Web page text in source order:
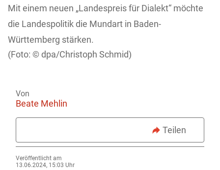
Mit einem neuen „Landespreis für Dialekt“ möchte
die Landespolitik die Mundart in Baden-
Württemberg stärken.
dpa/Christoph Schmid)
Von
Beate Mehlin
Teilen
Veröffentlicht am
13.06.2024, 15:03 Uhr